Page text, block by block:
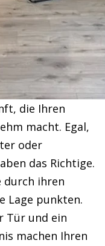
die Ihren
macht. Egal,
oder
das Richtige.
durch ihren
Lage punkten.
Tür und ein
machen Ihren